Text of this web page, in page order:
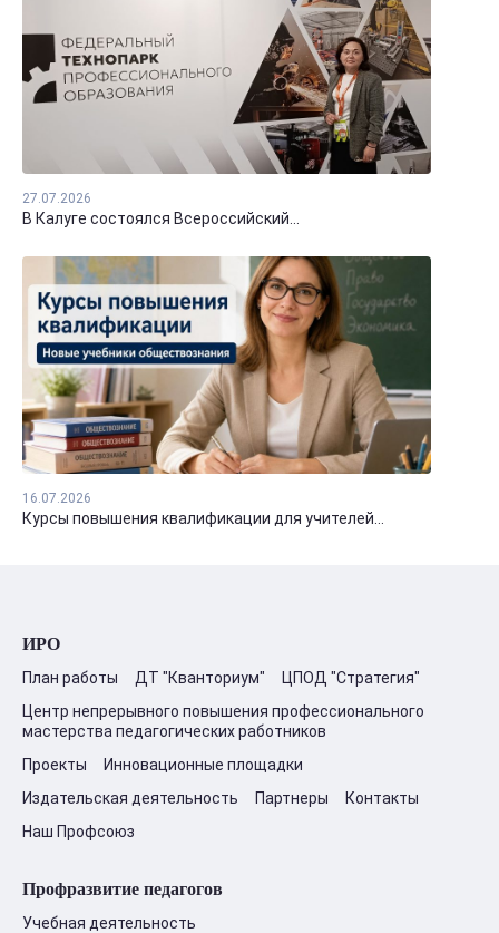
27.07.2026
В Калуге состоялся Всероссийский...
16.07.2026
Курсы повышения квалификации для учителей...
ИРО
План работы ДТ "Кванториум"
ЦПОД "Стратегия"
Центр непрерывного повышения профессионального
мастерства педагогических работников
Проекты
Инновационные площадки
Издательская деятельность
Партнеры
Контакты
Наш Профсоюз
Профразвитие педагогов
Учебная деятельность